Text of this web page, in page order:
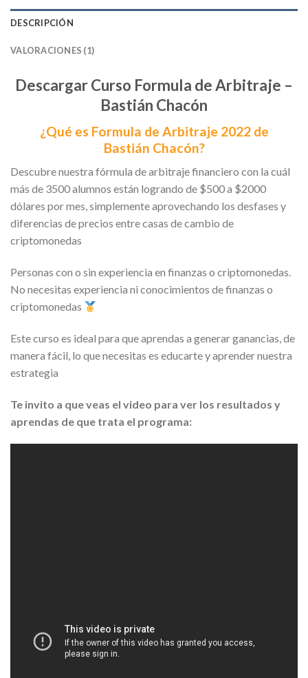
DESCRIPCIÓN
VALORACIONES (1)
Descargar Curso Formula de Arbitraje –
Bastián Chacón
¿Qué es Formula de Arbitraje 2022 de
Bastián Chacón?
Descubre nuestra fórmula de arbitraje financiero con la cuál
más de 3500 alumnos están logrando de $500 a $2000
dólares por mes, simplemente aprovechando los desfases y
diferencias de precios entre casas de cambio de
criptomonedas
Personas con o sin experiencia en finanzas o criptomonedas.
No necesitas experiencia ni conocimientos de finanzas o
criptomonedas
Este curso es ideal para que aprendas a generar ganancias, de
manera fácil, lo que necesitas es educarte y aprender nuestra
estrategia
Te invito a que veas el video para ver los resultados y
aprendas de que trata el programa: